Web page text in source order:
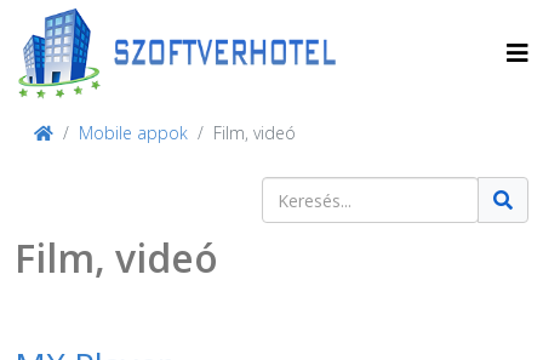
Mobile appok Film, videó
Keresés
Film, videó